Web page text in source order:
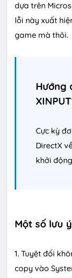
dựa trên
lỗi này xuất
game mà thôi.
Hướng
Cực kỳ
DirectX
khởi
Một số lưu
1. Tuyệt đối
copy vào